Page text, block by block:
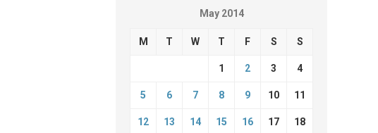
May 2014
M T W T F S S
1 2 3 4
5 6 7 8 9 10 11
12 13 14 15 16 17 18